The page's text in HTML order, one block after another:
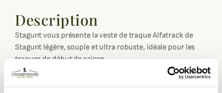
Description
Stagunt vous présente la veste de traque Alfatrack de
Stagunt légère, souple et ultra robuste, idéale pour les
traques de début de saison.
La veste Alfatrack a spécialement été étudiée pour être
au cœur des traques intenses et plus précisément avec